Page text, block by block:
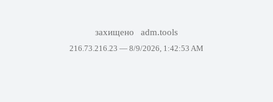
захищено adm.tools
216.73.216.23 — 8/9/2026, 1:42:53 AM